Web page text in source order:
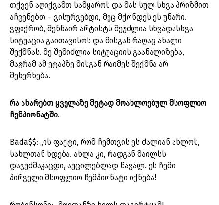
თქვენ აღიქვამთ სამყაროს და მას სულ სხვა პრიზმით
აჩვენებთ – ვისურვებდი, მეც მქონდეს ეს უნარი.
ვფიქრობ, შენნაირ არტისტს შეუძლია სხვადასხვა
სიტუაცია გაითავისოს და მისგან რაღაც ახალი
შექმნას. მე შემიძლია სიტუაციის გაანალიზება,
მაგრამ ამ ეტაპზე მისგან რაიმეს შექმნა არ
მეხერხება.
რა ახარებთ ყველაზე მეტად მოახლოებულ მსოფლიო
ჩემპიონატში:
Bada$$: „ის ფაქტი, რომ ჩემთვის ეს ძალიან ახლოს,
სახლთან ხდება. ახლა კი, რადგან მაილსს
დავუძმაკაცდი, აუცილებლად წავალ. ეს ჩემი
პირველი მსოფლიო ჩემპიონატი იქნება!